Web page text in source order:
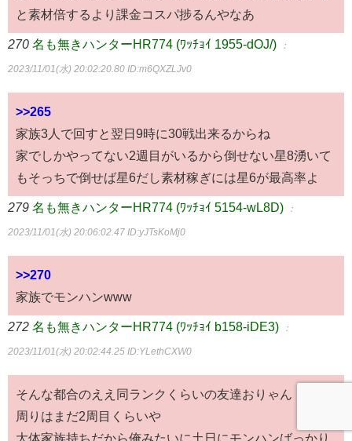
と素材倍するより課金コスパ捗るんやなあ
270 名も無きハンターHR774 (ﾜｯﾁｮｲ 1955-dOJ/) ：
2023/11/01(水) 20:02:20.80 ID:m6QXZLJv0
>>265
家族3人で回すと翌日9時に30戦出来るからね
家でしかやってない2週目がいるから倒せない星8湧いて
もそっちで倒せば星6だし素材稼ぎには星6が最高率よ
279 名も無きハンターHR774 (ﾜｯﾁｮｲ 5154-wL8D) ：
2023/11/01(水) 20:06:02.47 ID:yJTsKoMj0
>>270
家族でモンハンwww
272 名も無きハンターHR774 (ﾜｯﾁｮｲ b158-iDE3) ：
2023/11/01(水) 20:02:44.25 ID:YLethCXW0
そんな都合のええ同ランクくらいの友達おりゃん
周りはまだ2周目くらいや
大体家族持ちだから俺みたいに土日にモンハンばっかり